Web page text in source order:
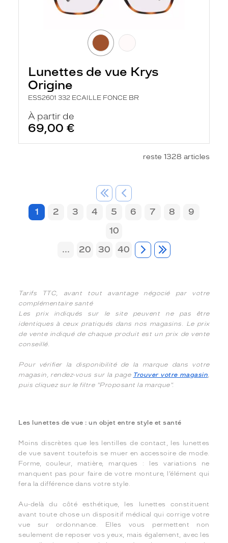
Lunettes de vue Krys
Origine
ESS2601 332 ECAILLE FONCE BR
À partir de
69,00 €
reste 1328 articles
1 2 3 4 5 6 7 8
9
10
...
20 30 40
Tarifs TTC, avant tout avantage négocié par votre
complémentaire santé
Les prix indiqués sur le site peuvent ne pas être
identiques à ceux pratiqués dans nos magasins. Le prix
de vente indiqué de chaque produit est un prix de vente
conseillé.
Pour vérifier la disponibilité de la marque dans votre
magasin, rendez-vous sur la page Trouver votre magasin
puis cliquez sur le filtre "Proposant la marque".
Les lunettes de vue : un objet entre style et santé
Moins discrètes que les lentilles de contact, les lunettes
de vue savent toutefois se muer en accessoire de mode.
Forme, couleur, matière, marques : les variations ne
manquent pas pour faire de votre monture, l’élément qui
fera la différence dans votre style.
Au-delà du côté esthétique, les lunettes constituent
avant toute chose un dispositif médical qui corrige votre
vue sur ordonnance. Elles vous permettent non
seulement de reposer vos yeux, mais également, avec les